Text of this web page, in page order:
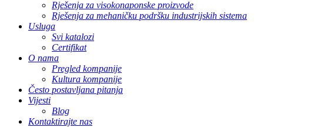
Rješenja za visokonaponske proizvode
Rješenja za mehaničku podršku industrijskih sistema
Usluga
Svi katalozi
Certifikat
O nama
Pregled kompanije
Kultura kompanije
Često postavljana pitanja
Vijesti
Blog
Kontaktirajte nas